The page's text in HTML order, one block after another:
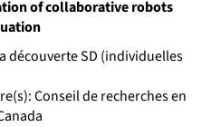
of collaborative robots
découverte SD (individuelles
Conseil de recherches en